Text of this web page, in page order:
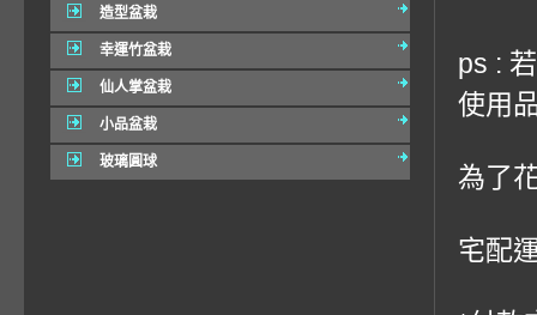
造型盆栽
幸運竹盆栽
仙人掌盆栽
小品盆栽
玻璃圓球
ps :
使用
為了
宅配